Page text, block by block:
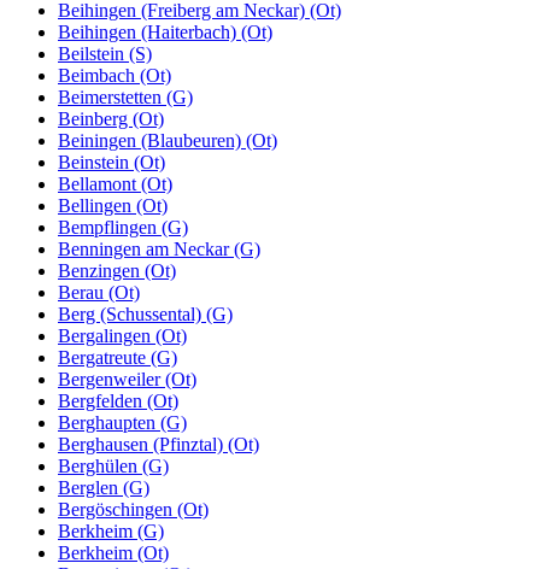
Beihingen (Freiberg am Neckar) (Ot)
Beihingen (Haiterbach) (Ot)
Beilstein (S)
Beimbach (Ot)
Beimerstetten (G)
Beinberg (Ot)
Beiningen (Blaubeuren) (Ot)
Beinstein (Ot)
Bellamont (Ot)
Bellingen (Ot)
Bempflingen (G)
Benningen am Neckar (G)
Benzingen (Ot)
Berau (Ot)
Berg (Schussental) (G)
Bergalingen (Ot)
Bergatreute (G)
Bergenweiler (Ot)
Bergfelden (Ot)
Berghaupten (G)
Berghausen (Pfinztal) (Ot)
Berghülen (G)
Berglen (G)
Bergöschingen (Ot)
Berkheim (G)
Berkheim (Ot)